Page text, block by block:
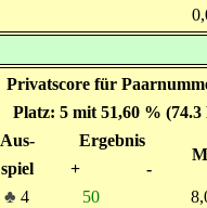
Privatscore für
Platz: 5 mit 51,60 %
Aus- Ergebnis
spiel +
-
♣ 4 50